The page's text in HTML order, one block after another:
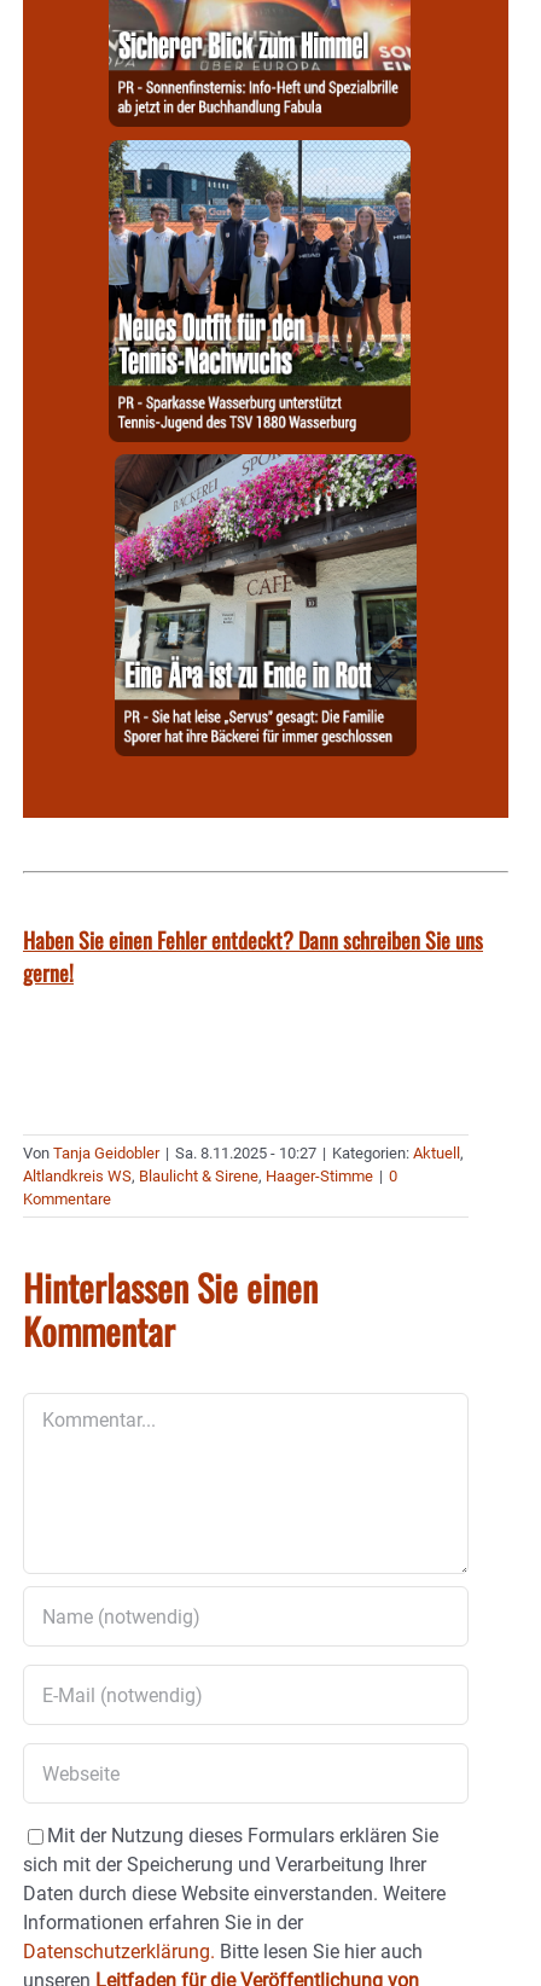
Haben Sie einen Fehler entdeckt? Dann schreiben Sie uns
gerne!
Von Tanja Geidobler | Sa. 8.11.2025 - 10:27 | Kategorien: Aktuell ,
Altlandkreis WS, Blaulicht & Sirene, Haager-Stimme | 0
Kommentare
Hinterlassen Sie einen
Kommentar
Mit der Nutzung dieses Formulars erklären Sie
sich mit der Speicherung und Verarbeitung Ihrer
Daten durch diese Website einverstanden. Weitere
Informationen erfahren Sie in der
Datenschutzerklärung. Bitte lesen Sie hier auch
unseren Leitfaden für die Veröffentlichung von